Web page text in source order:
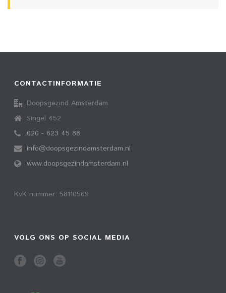
CONTACTINFORMATIE
Doopsgezind Amsterdam
Singel 452
020 - 623 45 88
info@doopsgezindamsterdam.nl
www.doopsgezindamsterdam.nl
KvK nummer: 58110569
VOLG ONS OP SOCIAL MEDIA